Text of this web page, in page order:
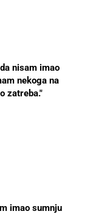
nisam imao
nekoga na
zatreba."
imao sumnju